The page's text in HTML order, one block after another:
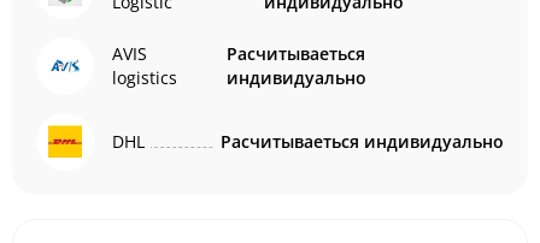
AVIS
logistics
Расчитываеться
индивидуально
DHL Расчитываеться индивидуально